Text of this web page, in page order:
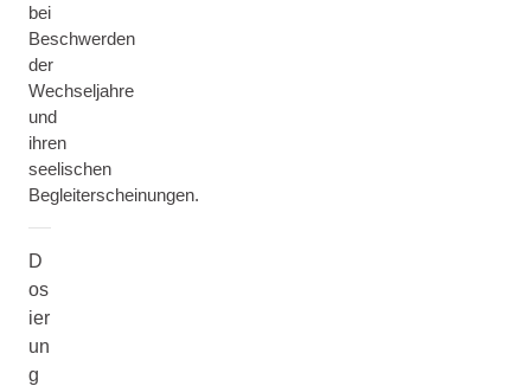
bei
Beschwerden
der
Wechseljahre
und
ihren
seelischen
Begleiterscheinungen.
D
os
ier
un
g